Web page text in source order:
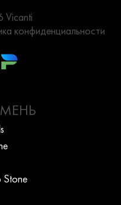
конфиденциальности
Stone